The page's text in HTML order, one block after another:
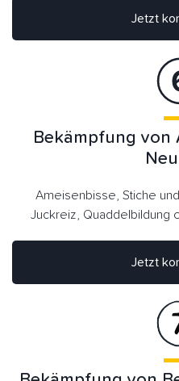
Jetzt
Bekämpfung von
Ameisenbisse, Stiche
Juckreiz, Quaddelbildung